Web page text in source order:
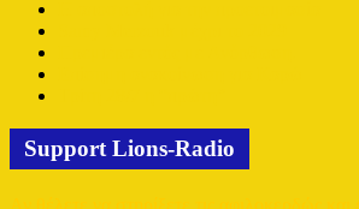
Support Lions-Radio